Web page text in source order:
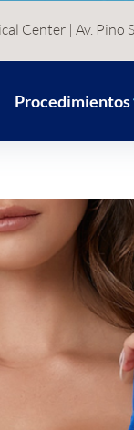
Center | Av. Pino
Procedimientos